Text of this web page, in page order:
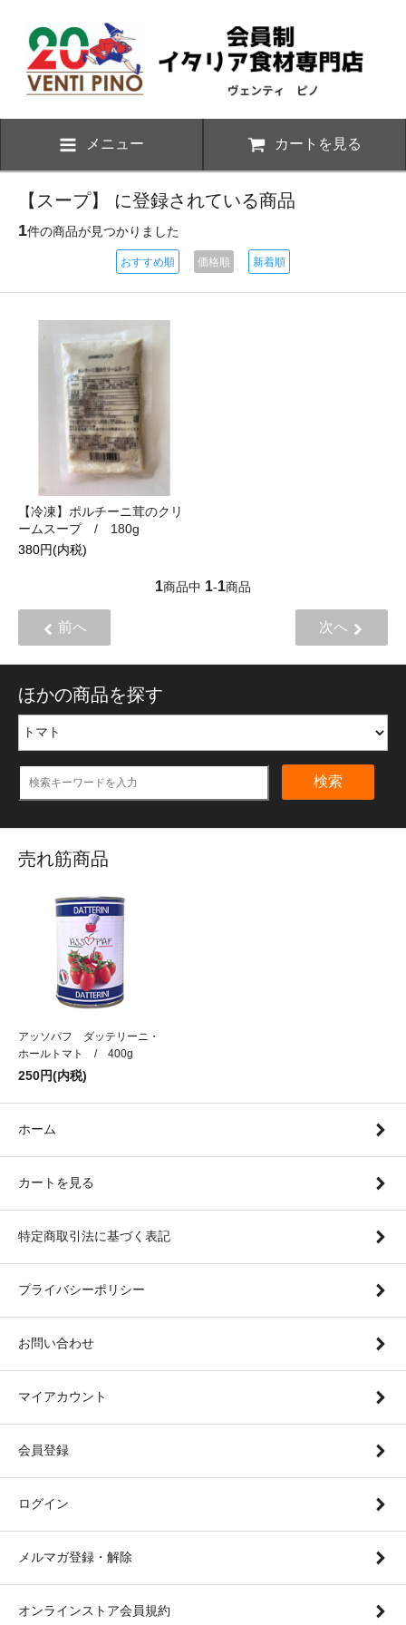
メニュー カートを見る
【スープ】 に登録されている商品
1件の商品が見つかりました
おすすめ順 価格順 新着順
【冷凍】ポルチーニ茸のクリ
ームスープ / 180g
380円(内税)
1商品中 1-1商品
前へ 次へ
ほかの商品を探す
検索
売れ筋商品
アッソパフ ダッテリーニ・
ホールトマト / 400g
250円(内税)
ホーム
カートを見る
特定商取引法に基づく表記
プライバシーポリシー
お問い合わせ
マイアカウント
会員登録
ログイン
メルマガ登録・解除
オンラインストア会員規約